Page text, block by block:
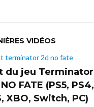
VIDÉOS
du jeu Terminator
FATE (PS5, PS4,
XBO, Switch, PC)